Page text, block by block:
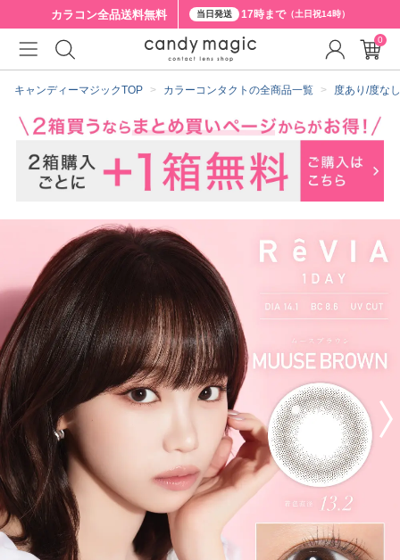
カラコン全品送料無料 当日発送 17時まで（土日祝14時）
キャンディーマジックTOP カラーコンタクトの全商品一覧 度あり/度な
0
クーポン詳細